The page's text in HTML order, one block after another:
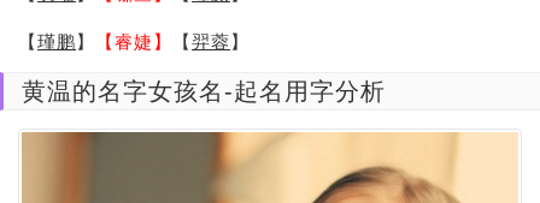
【瑾鹏】 【睿婕】 【羿蓉】
黄温的名字女孩名-起名用字分析